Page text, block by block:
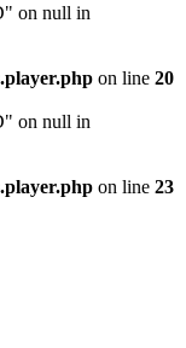
on null in
on line 20
on null in
on line 23